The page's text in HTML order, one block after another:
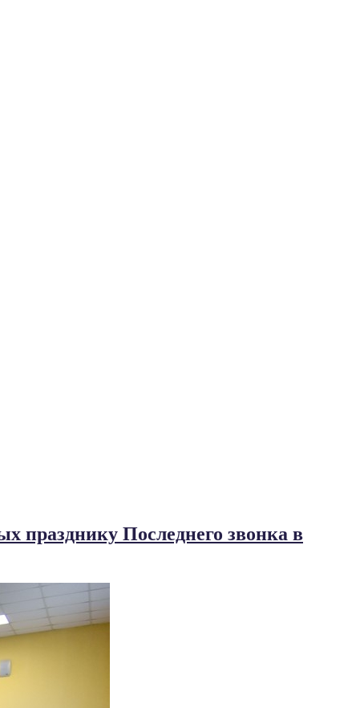
празднику Последнего звонка в